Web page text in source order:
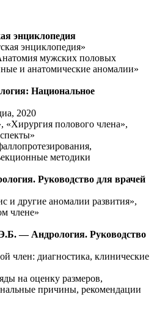
энциклопедия
энциклопедия»
мужских половых
и анатомические аномалии»
Национальное
2020
«Хирургия полового члена»,
методики
Руководство для врачей
и другие аномалии развития»,
члене»
— Андрология. Руководство
член: диагностика, клинические
на оценку размеров,
причины, рекомендации